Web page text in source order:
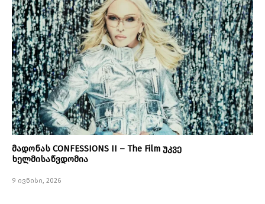
მადონას CONFESSIONS II – The Film უკვე
ხელმისაწვდომია
9 ივნისი, 2026